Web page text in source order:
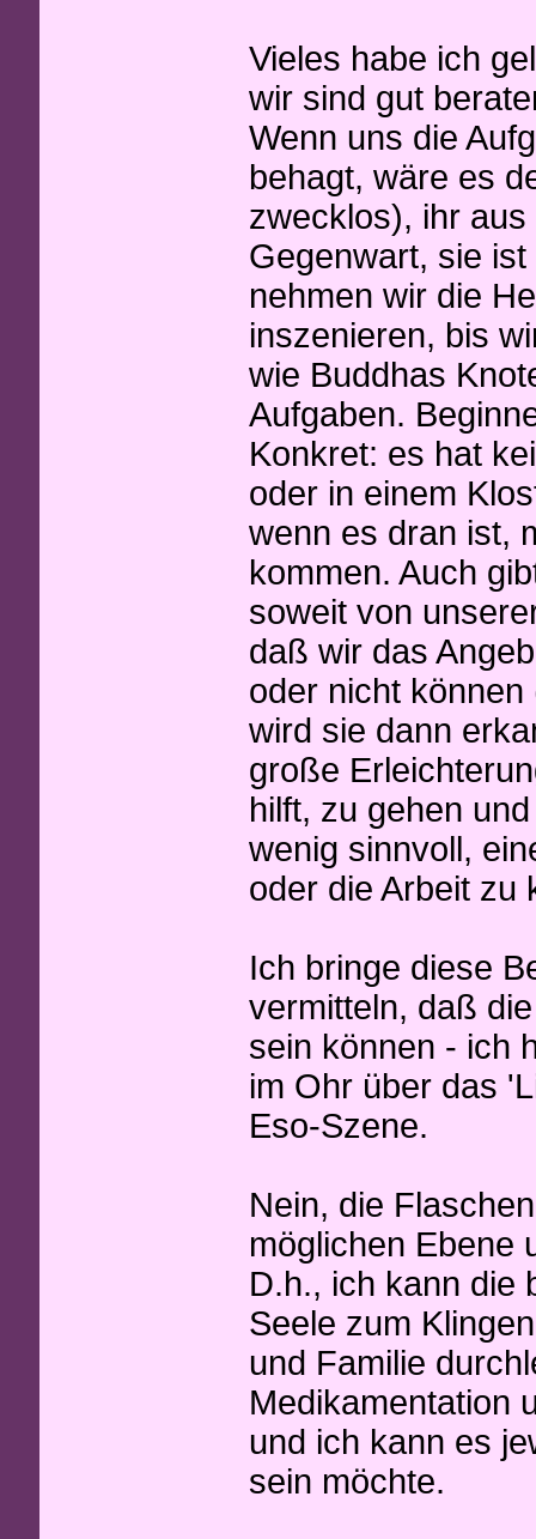
Vieles habe ich
wir sind gut
Wenn uns die
behagt, wäre es
zwecklos), ihr
Gegenwart, sie
nehmen wir die
inszenieren, bis
wie Buddhas
Aufgaben.
Konkret: es hat
oder in einem
wenn es dran ist,
kommen. Auch
soweit von
daß wir das
oder nicht
wird sie dann
große
hilft, zu gehen
wenig sinnvoll,
oder die Arbeit zu
Ich bringe diese
vermitteln, daß
sein können - ich
im Ohr über das
Eso-Szene.
Nein, die
möglichen Ebene
D.h., ich kann die
Seele zum
und Familie
Medikamentation
und ich kann es
sein möchte.